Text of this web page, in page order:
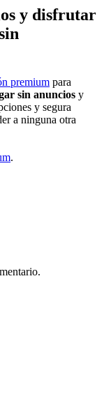
y disfrutar
premium para
sin anuncios y
y segura
a ninguna otra
.